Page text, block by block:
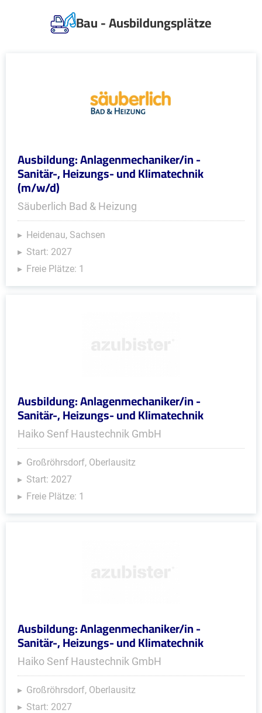
Bau - Ausbildungsplätze
Ausbildung: Anlagenmechaniker/in -
Sanitär-, Heizungs- und Klimatechnik
(m/w/d)
Säuberlich Bad & Heizung
Heidenau, Sachsen
Start: 2027
Freie Plätze: 1
Ausbildung: Anlagenmechaniker/in -
Sanitär-, Heizungs- und Klimatechnik
Haiko Senf Haustechnik GmbH
Großröhrsdorf, Oberlausitz
Start: 2027
Freie Plätze: 1
Ausbildung: Anlagenmechaniker/in -
Sanitär-, Heizungs- und Klimatechnik
Haiko Senf Haustechnik GmbH
Großröhrsdorf, Oberlausitz
Start: 2027